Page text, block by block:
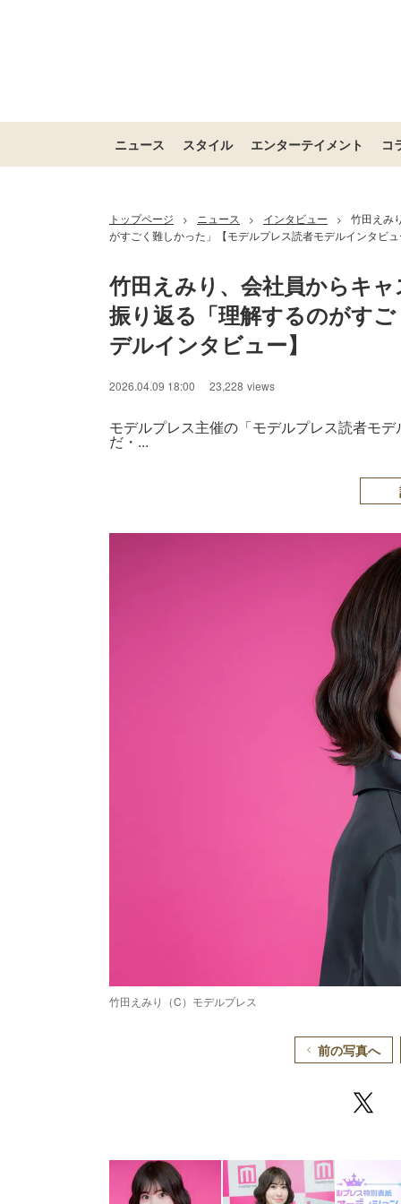
ニュース スタイル エンターテイメント コ
トップページ > ニュース > インタビュー >
竹田えみ
がすごく難しかった」【モデルプレス読者モデルインタビ
竹田えみり、会社員からキ
振り返る「理解するのがす
デルインタビュー】
2026.04.09 18:00 23,228 views
モデルプレス主催の「モデルプレス読者モ
だ・...
竹田えみり（C）モデルプレス
前の写真へ